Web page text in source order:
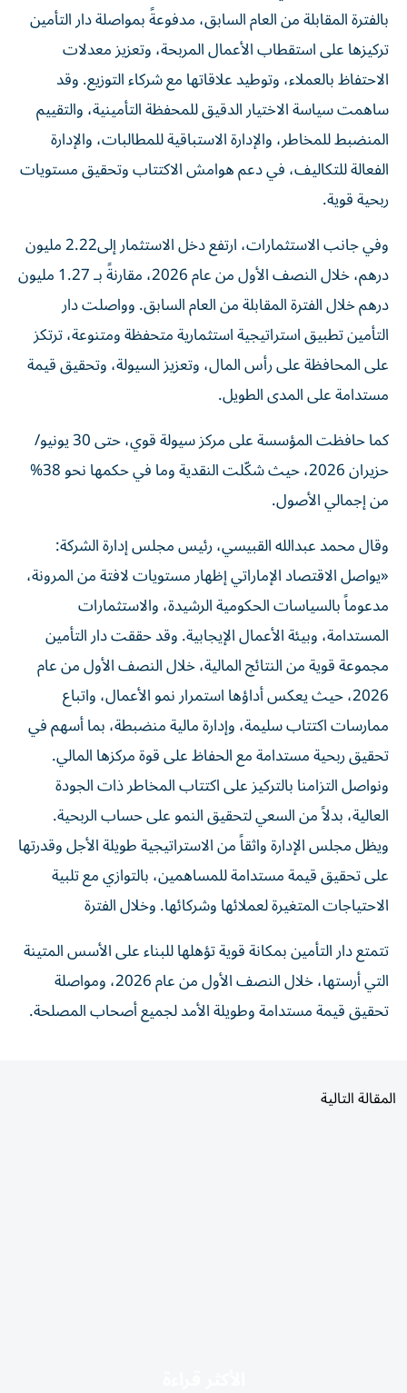
بالفترة المقابلة من العام السابق، مدفوعةً بمواصلة دار التأمين
تركيزها على استقطاب الأعمال المربحة، وتعزيز معدلات
الاحتفاظ بالعملاء، وتوطيد علاقاتها مع شركاء التوزيع. وقد
ساهمت سياسة الاختيار الدقيق للمحفظة التأمينية، والتقييم
المنضبط للمخاطر، والإدارة الاستباقية للمطالبات، والإدارة
الفعالة للتكاليف، في دعم هوامش الاكتتاب وتحقيق مستويات
ربحية قوية.
وفي جانب الاستثمارات، ارتفع دخل الاستثمار إلى2.22 مليون
درهم، خلال النصف الأول من عام 2026، مقارنةً بـ 1.27 مليون
درهم خلال الفترة المقابلة من العام السابق. وواصلت دار
التأمين تطبيق استراتيجية استثمارية متحفظة ومتنوعة، ترتكز
على المحافظة على رأس المال، وتعزيز السيولة، وتحقيق قيمة
مستدامة على المدى الطويل.
كما حافظت المؤسسة على مركز سيولة قوي، حتى 30 يونيو/
حزيران 2026، حيث شكّلت النقدية وما في حكمها نحو 38%
من إجمالي الأصول.
وقال محمد عبدالله القبيسي، رئيس مجلس إدارة الشركة:
«يواصل الاقتصاد الإماراتي إظهار مستويات لافتة من المرونة،
مدعوماً بالسياسات الحكومية الرشيدة، والاستثمارات
المستدامة، وبيئة الأعمال الإيجابية. وقد حققت دار التأمين
مجموعة قوية من النتائج المالية، خلال النصف الأول من عام
2026، حيث يعكس أداؤها استمرار نمو الأعمال، واتباع
ممارسات اكتتاب سليمة، وإدارة مالية منضبطة، بما أسهم في
تحقيق ربحية مستدامة مع الحفاظ على قوة مركزها المالي.
ونواصل التزامنا بالتركيز على اكتتاب المخاطر ذات الجودة
العالية، بدلاً من السعي لتحقيق النمو على حساب الربحية.
ويظل مجلس الإدارة واثقاً من الاستراتيجية طويلة الأجل وقدرتها
على تحقيق قيمة مستدامة للمساهمين، بالتوازي مع تلبية
الاحتياجات المتغيرة لعملائها وشركائها. وخلال الفترة
تتمتع دار التأمين بمكانة قوية تؤهلها للبناء على الأسس المتينة
التي أرستها، خلال النصف الأول من عام 2026، ومواصلة
تحقيق قيمة مستدامة وطويلة الأمد لجميع أصحاب المصلحة.
المقالة التالية